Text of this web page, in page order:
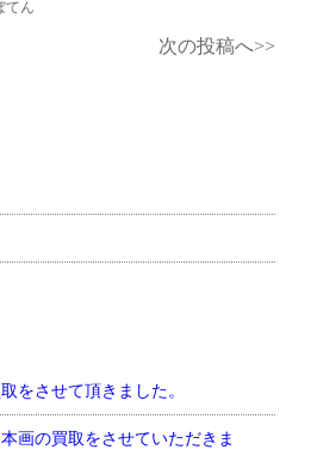
てん
次の投稿へ>>
をさせて頂きました。
画の買取をさせていただきま